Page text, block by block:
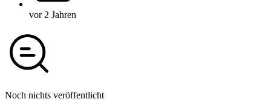
vor 2 Jahren
Noch nichts veröffentlicht